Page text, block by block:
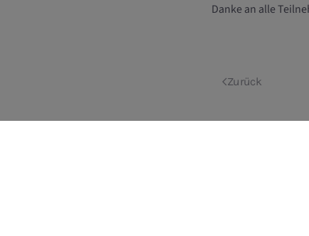
Danke an alle
Zurück